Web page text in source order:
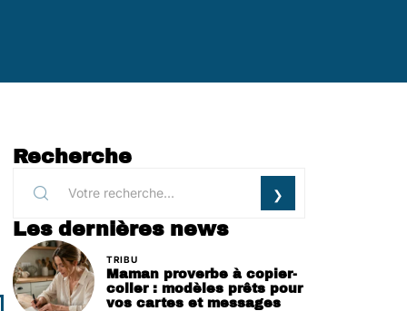
Recherche
Les dernières news
TRIBU
Maman proverbe à copier-
coller : modèles prêts pour
vos cartes et messages